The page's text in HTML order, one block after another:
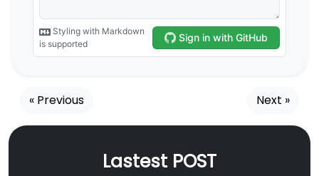
« Previous Next »
Lastest POST